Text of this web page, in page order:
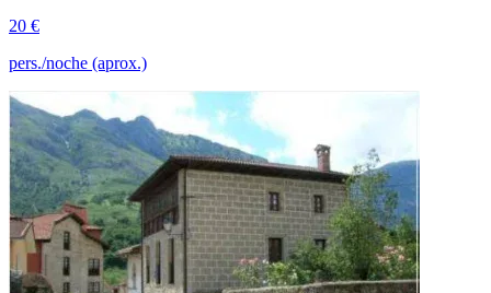
20 €
pers./noche (aprox.)